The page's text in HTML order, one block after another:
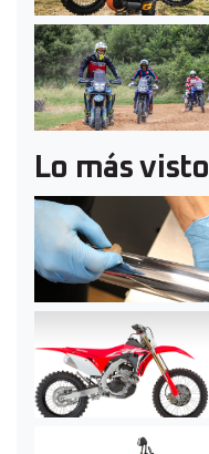
Lo más visto